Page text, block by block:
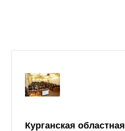
Курганская областная